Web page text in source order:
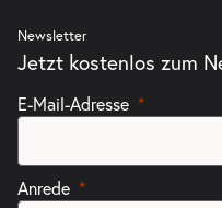
Newsletter
Jetzt kostenlos zum
E-Mail-Adresse
Anrede